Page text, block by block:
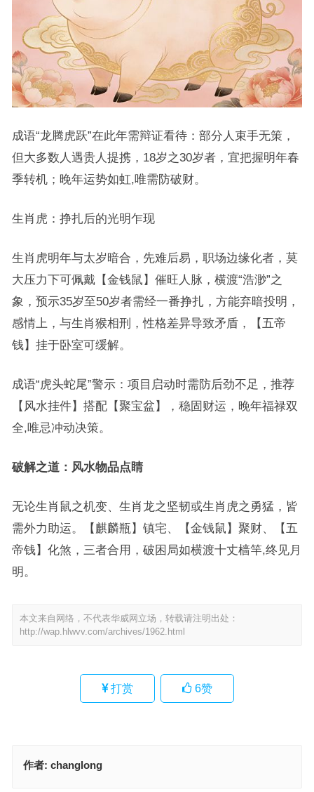
成语“龙腾虎跃”在此年需辩证看待：部分人束手无策，
但大多数人遇贵人提携，18岁之30岁者，宜把握明年春
季转机；晚年运势如虹,唯需防破财。
生肖虎：挣扎后的光明乍现
生肖虎明年与太岁暗合，先难后易，职场边缘化者，莫
大压力下可佩戴【金钱鼠】催旺人脉，横渡“浩渺”之
象，预示35岁至50岁者需经一番挣扎，方能弃暗投明，
感情上，与生肖猴相刑，性格差异导致矛盾，【五帝
钱】挂于卧室可缓解。
成语“虎头蛇尾”警示：项目启动时需防后劲不足，推荐
【风水挂件】搭配【聚宝盆】，稳固财运，晚年福禄双
全,唯忌冲动决策。
破解之道：风水物品点睛
无论生肖鼠之机变、生肖龙之坚韧或生肖虎之勇猛，皆
需外力助运。【麒麟瓶】镇宅、【金钱鼠】聚财、【五
帝钱】化煞，三者合用，破困局如横渡十丈樯竿,终见月
明。
本文来自网络，不代表华威网立场，转载请注明出处：
http://wap.hlwvv.com/archives/1962.html
打赏 6赞
作者: changlong